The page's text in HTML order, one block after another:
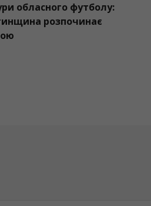
зарядні станції
DELTA 3 Max поїхали на
від Верховинської громади